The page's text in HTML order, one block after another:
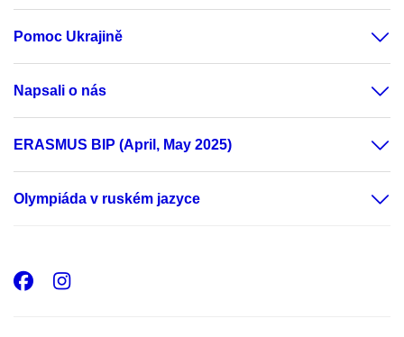
Pomoc Ukrajině
Napsali o nás
ERASMUS BIP (April, May 2025)
Olympiáda v ruském jazyce
Facebook
Instagram